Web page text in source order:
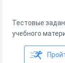
Тестовые
учебного